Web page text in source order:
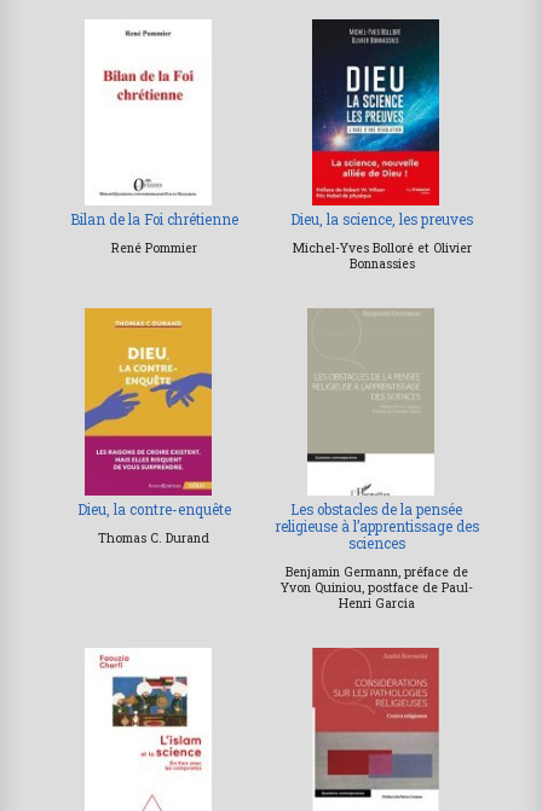
Bilan de la Foi chrétienne
René Pommier
Dieu, la science, les preuves
Michel-Yves Bolloré et Olivier
Bonnassies
Dieu, la contre-enquête
Thomas C. Durand
Les obstacles de la pensée
religieuse à l’apprentissage des
sciences
Benjamin Germann, préface de
Yvon Quiniou, postface de Paul-
Henri Garcia